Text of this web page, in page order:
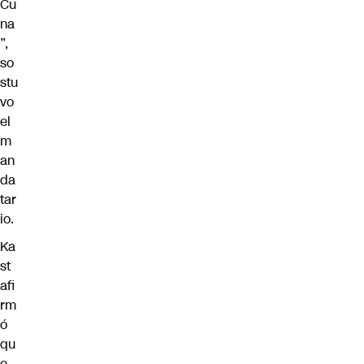
Cu
na
”,
so
stu
vo
el
m
an
da
tar
io.
Ka
st
afi
rm
ó
qu